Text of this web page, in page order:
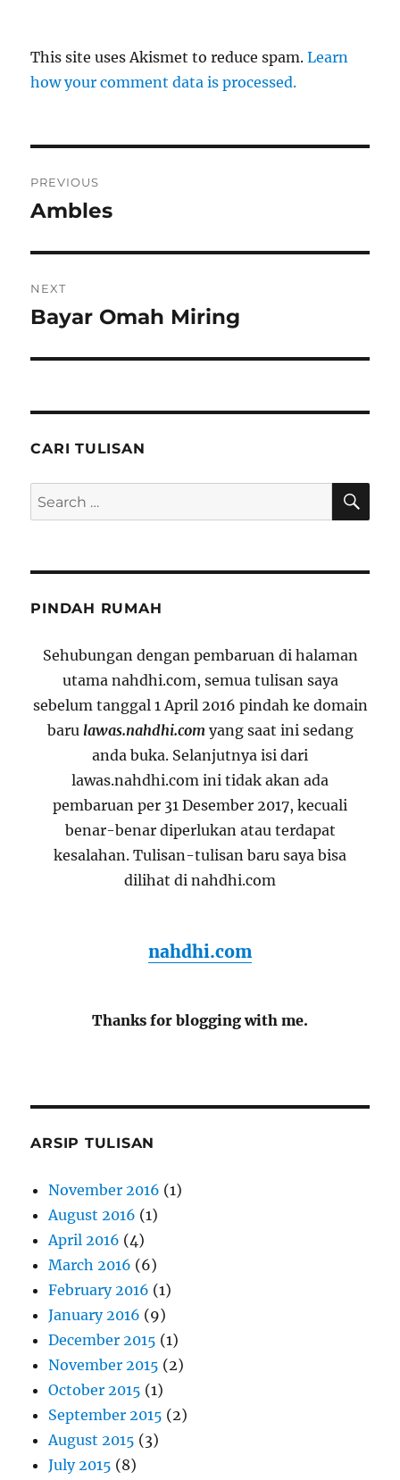
This site uses Akismet to reduce spam.Learn
how your comment data is processed.
navigation
PREVIOUS
Previous
Ambles
NEXT
Next
Bayar Omah Miring
CARI TULISAN
Search
for:
PINDAH RUMAH
Sehubungan dengan pembaruan di halaman
utama nahdhi.com, semua tulisan saya
sebelum tanggal 1 April 2016 pindah ke domain
baru lawas.nahdhi.comyang saat ini sedang
anda buka. Selanjutnya isi dari
lawas.nahdhi.com ini tidak akan ada
pembaruan per 31 Desember 2017, kecuali
benar-benar diperlukan atau terdapat
kesalahan. Tulisan-tulisan baru saya bisa
dilihat di nahdhi.com
nahdhi.com
Thanks for blogging with me.
ARSIP TULISAN
November 2016 (1)
August 2016 (1)
April 2016 (4)
March 2016 (6)
February 2016 (1)
January 2016 (9)
December 2015 (1)
November 2015 (2)
October 2015 (1)
September 2015 (2)
August 2015 (3)
July 2015 (8)